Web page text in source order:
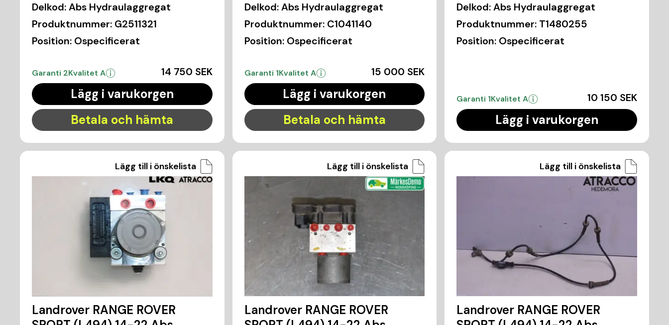
Delkod:Abs Hydraulaggregat
Produktnummer: G2511321
Position: Ospecificerat
Garanti 2Kvalitet A 14 750 SEK
Lägg i varukorgen
Betala och hämta
Delkod: Abs Hydraulaggregat
Produktnummer: C1041140
Position: Ospecificerat
Garanti 1Kvalitet A 15 000 SEK
Lägg i varukorgen
Betala och hämta
Delkod: Abs Hydraulaggregat
Produktnummer: T1480255
Position: Ospecificerat
Garanti 1Kvalitet A 10 150 SEK
Lägg i varukorgen
Lägg till i önskelista
Landrover RANGE ROVER
Lägg till i önskelista
Landrover RANGE ROVER
Lägg till i önskelista
Landrover RANGE ROVER